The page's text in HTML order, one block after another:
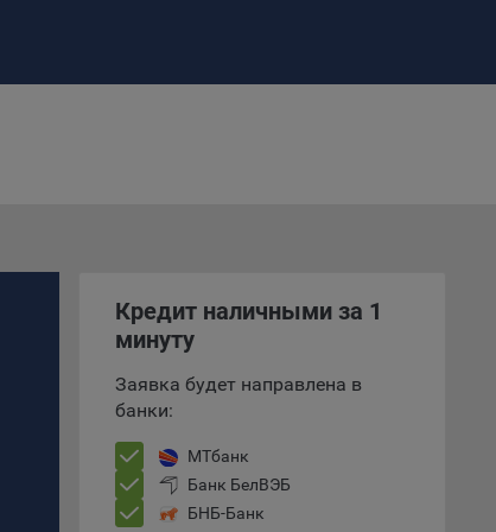
Кредит наличными за 1
минуту
Заявка будет направлена в
банки:
МТбанк
Банк БелВЭБ
БНБ-Банк